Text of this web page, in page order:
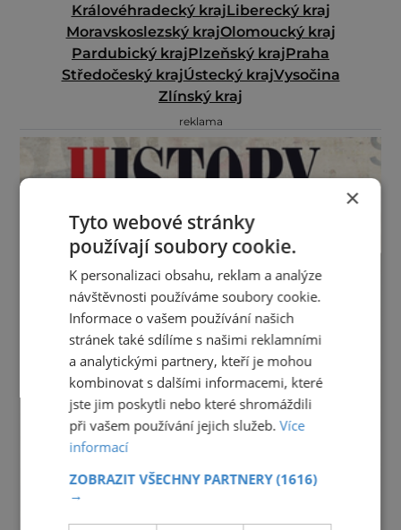
Královéhradecký krajLiberecký kraj
Moravskoslezský krajOlomoucký kraj
Pardubický krajPlzeňský krajPraha
Středočeský krajÚstecký krajVysočina
Zlínský kraj
reklama
×
Tyto webové stránky
používají soubory cookie.
K personalizaci obsahu, reklam a analýze
návštěvnosti používáme soubory cookie.
Informace o vašem používání našich
stránek také sdílíme s našimi reklamními
a analytickými partnery, kteří je mohou
kombinovat s dalšími informacemi, které
jste jim poskytli nebo které shromáždili
při vašem používání jejich služeb.Více
informací
ZOBRAZIT VŠECHNY PARTNERY(1616)
→